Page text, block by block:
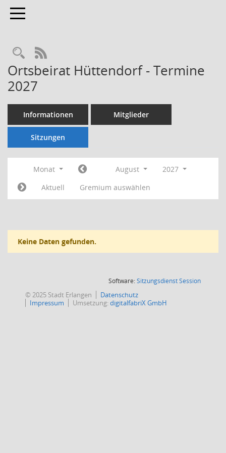
Toggle navigation
Rechercheauswahl
RSS-Feed
Ortsbeirat Hüttendorf - Termine
2027
Informationen Mitglieder
Sitzungen
Monat August
2027
Aktuell
Gremium auswählen
Keine Daten gefunden.
Software:SitzungsdienstSession(Wird in
© 2025 Stadt Erlangen
Datenschutz
Impressum
Umsetzung:digitalfabriX GmbH